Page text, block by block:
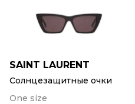
SAINT LAURENT
Солнцезащитные очки
One size